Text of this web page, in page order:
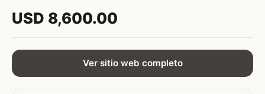
USD 8,600.00
Ver sitio web completo